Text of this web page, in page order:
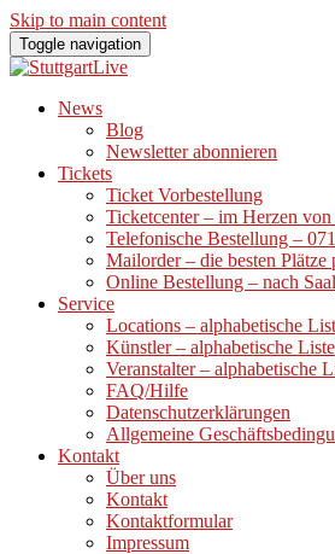
Skip to main content
Toggle navigation
News
Blog
Newsletter abonnieren
Tickets
Ticket Vorbestellung
Ticketcenter – im Herzen von
Telefonische Bestellung –
Mailorder – die besten Plätze
Online Bestellung – nach
Service
Locations – alphabetische
Künstler – alphabetische Liste
Veranstalter – alphabetische
FAQ/Hilfe
Datenschutzerklärungen
Allgemeine
Kontakt
Über uns
Kontakt
Kontaktformular
Impressum